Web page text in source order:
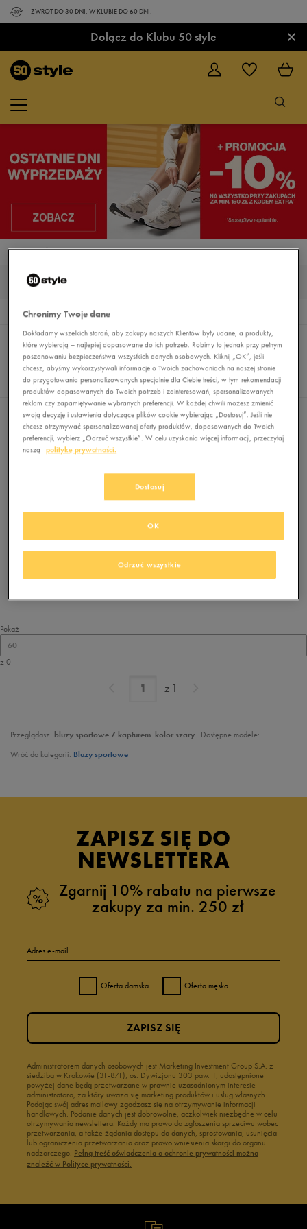
ZWROT DO 30 DNI. W KLUBIE DO 60 DNI.
Dołącz do Klubu 50 style ×
STRONA GŁÓWNA UBRANIA BLUZY
BLUZY Z KAPTUREM KOLOR SZARY
0
Wyników
Sortuj:
REKOMENDOWANE
FILTRUJ (2)
Pokaż
60
z 0
Wybrane filtry: Z KAPTUREM SZARY Wyczyść filtry
Zmień kryteria wyszukiwania lub
Pokaż
60
z 0
z 1
Przeglądasz bluzy sportowe Z kapturem kolor szary . Dostępne modele:
Wróć do kategorii: Bluzy sportowe
ZAPISZ SIĘ DO
NEWSLETTERA
Zgarnij 10% rabatu na pierwsze
zakupy za min. 250 zł
Adres e-mail
Oferta damska Oferta męska
Administratorem danych osobowych jest Marketing Investment Group S.A. z
siedzibą w Krakowie (31-871), os. Dywizjonu 303 paw. 1, udostępnione
powyżej dane będą przetwarzane w prawnie uzasadnionym interesie
administratora, za który uważa się marketing produktów i usług własnych.
Podając swój adres mailowy zgadzasz się na otrzymywanie informacji
handlowych. Podanie danych jest dobrowolne, aczkolwiek niezbędne w celu
otrzymywania newslettera. Każdy ma prawo do zgłoszenia sprzeciwu wobec
przetwarzania, a także żądania dostępu do danych, sprostowania, usunięcia
lub ograniczenia przetwarzania oraz prawo wniesienia skargi do organu
nadzorczego. Pełną treść oświadczenia o ochronie prywatności można
znaleźć w Polityce prywatności.
ZAPISZ SIĘ
Chronimy Twoje dane
Dokładamy wszelkich starań, aby zakupy naszych Klientów były udane, a produkty,
które wybierają – najlepiej dopasowane do ich potrzeb. Robimy to jednak przy pełnym
poszanowaniu bezpieczeństwa wszystkich danych osobowych. Kliknij „OK”, jeśli
chcesz, abyśmy wykorzystywali informacje o Twoich zachowaniach na naszej stronie
do przygotowania personalizowanych specjalnie dla Ciebie treści, w tym rekomendacji
produktów dopasowanych do Twoich potrzeb i zainteresowań, spersonalizowanych
reklam czy zapamiętywanie wybranych preferencji. W każdej chwili możesz zmienić
swoją decyzję i ustawienia dotyczące plików cookie wybierając „Dostosuj”. Jeśli nie
chcesz otrzymywać spersonalizowanej oferty produktów, dopasowanych do Twoich
preferencji, wybierz „Odrzuć wszystkie”. W celu uzyskania więcej informacji, przeczytaj
naszą
politykę prywatności.
Dostosuj
Odrzuć wszystkie
OK